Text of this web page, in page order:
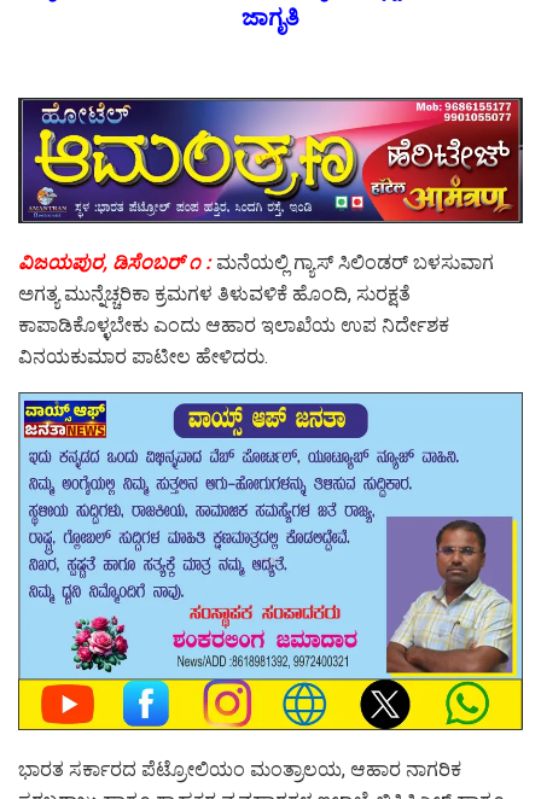
ಜಾಗೃತಿ
ವಿಜಯಪುರ, ಡಿಸೆಂಬರ್ ೧ :ಮನೆಯಲ್ಲಿ ಗ್ಯಾಸ್ ಸಿಲಿಂಡರ್ ಬಳಸುವಾಗ
ಅಗತ್ಯ ಮುನ್ನೆಚ್ಚರಿಕಾ ಕ್ರಮಗಳ ತಿಳುವಳಿಕೆ ಹೊಂದಿ, ಸುರಕ್ಷತೆ
ಕಾಪಾಡಿಕೊಳ್ಳಬೇಕು ಎಂದು ಆಹಾರ ಇಲಾಖೆಯ ಉಪ ನಿರ್ದೇಶಕ
ವಿನಯಕುಮಾರ ಪಾಟೀಲ ಹೇಳಿದರು.
ಭಾರತ ಸರ್ಕಾರದ ಪೆಟ್ರೋಲಿಯಂ ಮಂತ್ರಾಲಯ, ಆಹಾರ ನಾಗರಿಕ